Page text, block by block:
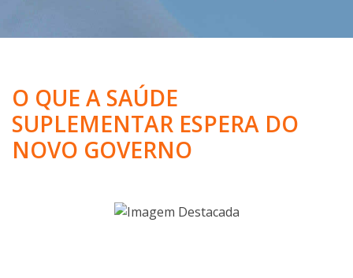
O QUE A SAÚDE
SUPLEMENTAR ESPERA DO
NOVO GOVERNO